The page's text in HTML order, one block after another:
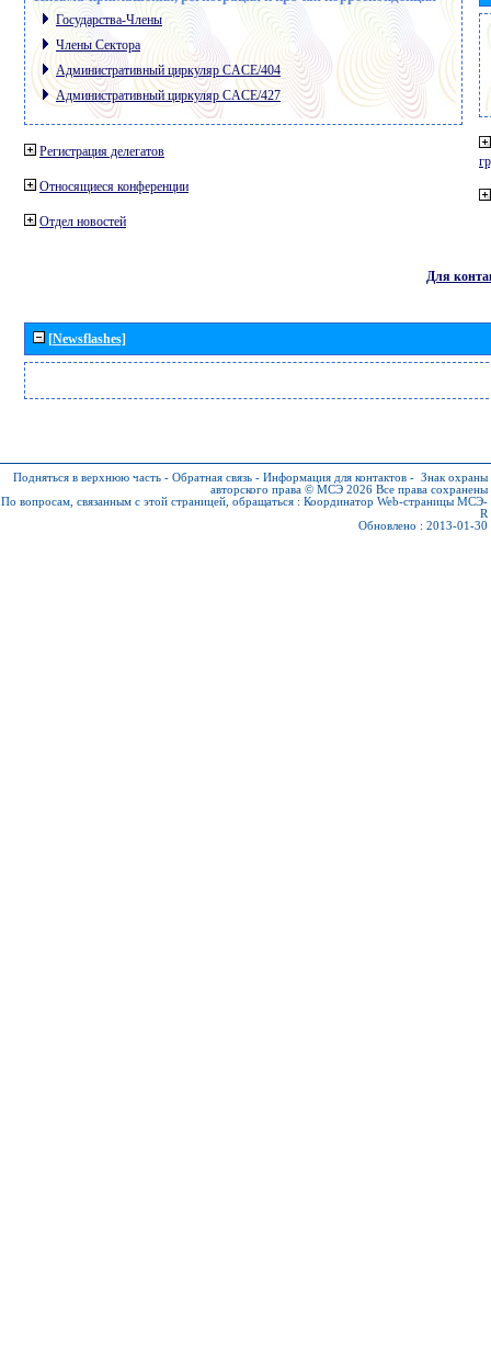
Государства-Члены
Члены Сектора
Административный циркуляр CACE/404
Административный циркуляр CACE/427
Регистрация делегатов
Относящиеся конференции
Отдел новостей
Для
[Newsflashes]
Подняться в верхнюю часть - Обратная связь - Информация для контактов - Знак охраны
авторского права © МСЭ 2026 Все права сохранены
По вопросам, связанным с этой страницей, обращаться : Координатор Web-страницы МСЭ-
R
Обновлено : 2013-01-30